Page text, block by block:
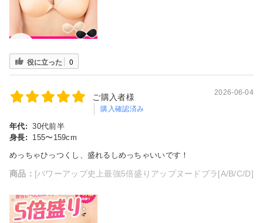
役に立った 0
ご購入者様
購入確認済み
2026-06-04
年代: 30代前半
身長:
155〜159cm
めっちゃひっつくし、盛れるしめっちゃいいです！
商品： [パワーアップ史上最強5倍盛りアップヌードブラ[A/B/C/D]